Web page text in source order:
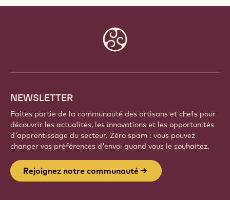
NEWSLETTER
Faites partie de la communauté des artisans et chefs pour
découvrir les actualités, les innovations et les opportunités
d'apprentissage du secteur. Zéro spam : vous pouvez
changer vos préférences d'envoi quand vous le souhaitez.
Rejoignez notre communauté